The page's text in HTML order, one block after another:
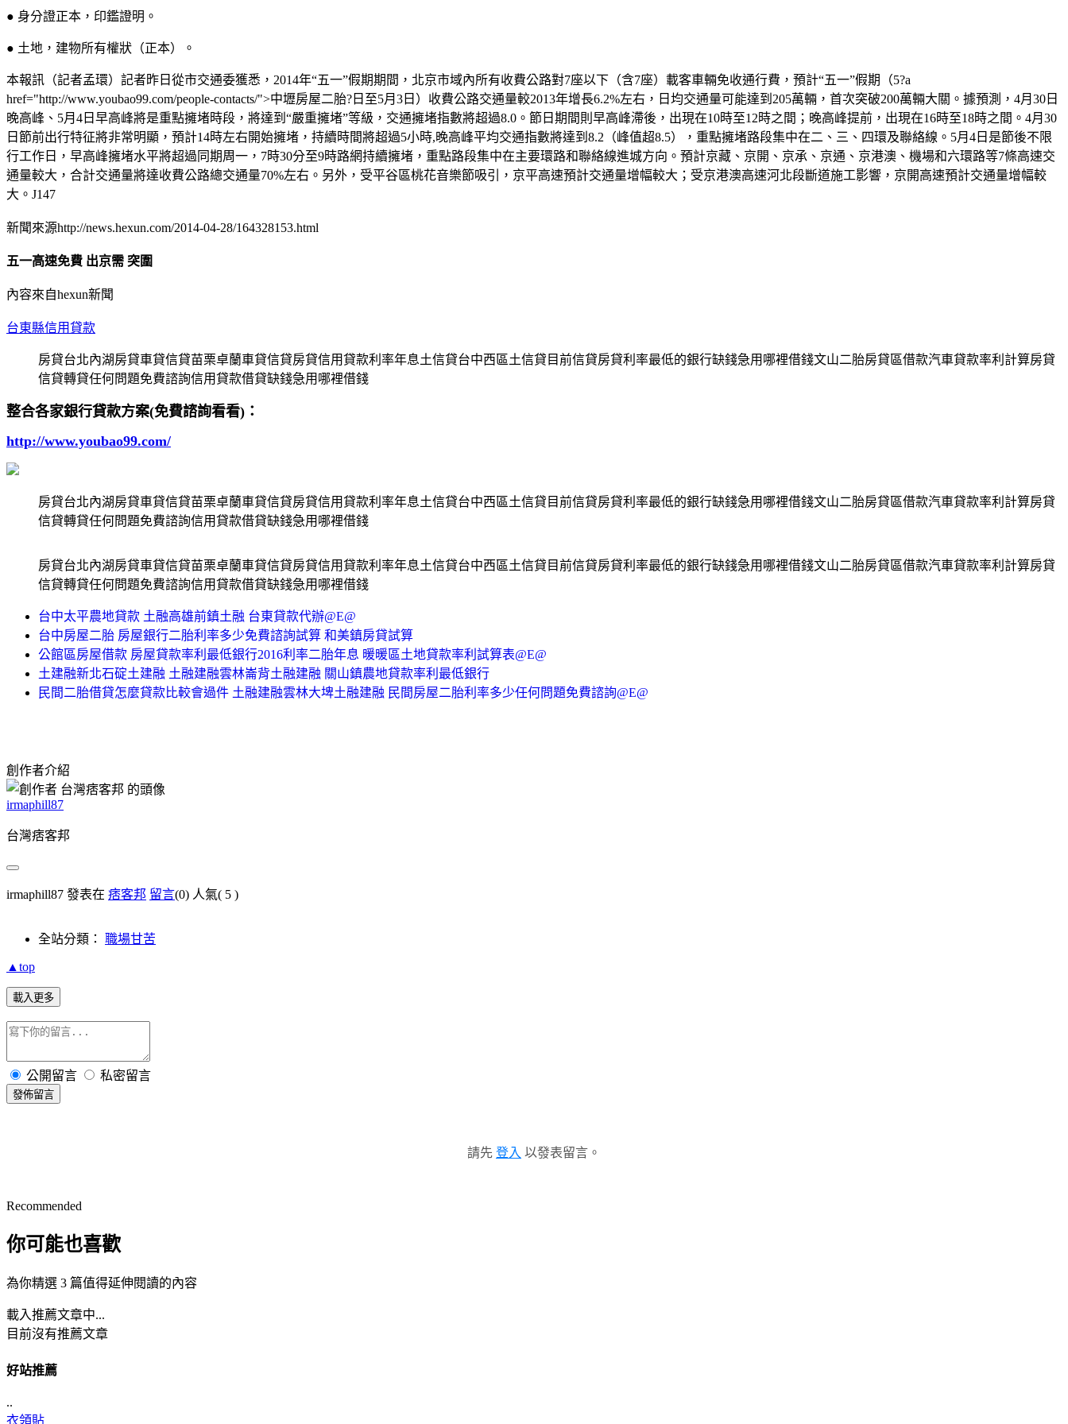
● 身分證正本，印鑑證明。
● 土地，建物所有權狀（正本）。
本報訊（記者孟環）記者昨日從市交通委獲悉，2014年“五一”假期期間，北京市域內所有收費公路對7座以下（含7座）載客車輛免收通行費，預計“五一”假期（5?a
href="http://www.youbao99.com/people-contacts/">中壢房屋二胎?日至5月3日）收費公路交通量較2013年增長6.2%左右，日均交通量可能達到205萬輛，首次突破200萬輛大關。據預測，4月30日
晚高峰、5月4日早高峰將是重點擁堵時段，將達到“嚴重擁堵”等級，交通擁堵指數將超過8.0。節日期間則早高峰滯後，出現在10時至12時之間；晚高峰提前，出現在16時至18時之間。4月30
日節前出行特征將非常明顯，預計14時左右開始擁堵，持續時間將超過5小時,晚高峰平均交通指數將達到8.2（峰值超8.5），重點擁堵路段集中在二、三、四環及聯絡線。5月4日是節後不限
行工作日，早高峰擁堵水平將超過同期周一，7時30分至9時路網持續擁堵，重點路段集中在主要環路和聯絡線進城方向。預計京藏、京開、京承、京通、京港澳、機場和六環路等7條高速交
通量較大，合計交通量將達收費公路總交通量70%左右。另外，受平谷區桃花音樂節吸引，京平高速預計交通量增幅較大；受京港澳高速河北段斷道施工影響，京開高速預計交通量增幅較
大。J147
新聞來源http://news.hexun.com/2014-04-28/164328153.html
五一高速免費 出京需 突圍
內容來自hexun新聞
台東縣信用貸款
房貸台北內湖房貸車貸信貸苗栗卓蘭車貸信貸房貸信用貸款利率年息土信貸台中西區土信貸目前信貸房貸利率最低的銀行缺錢急用哪裡借錢文山二胎房貸區借款汽車貸款率利計算房貸
信貸轉貸任何問題免費諮詢信用貸款借貸缺錢急用哪裡借錢
整合各家銀行貸款方案(免費諮詢看看)：
http://www.youbao99.com/
房貸台北內湖房貸車貸信貸苗栗卓蘭車貸信貸房貸信用貸款利率年息土信貸台中西區土信貸目前信貸房貸利率最低的銀行缺錢急用哪裡借錢文山二胎房貸區借款汽車貸款率利計算房貸
信貸轉貸任何問題免費諮詢信用貸款借貸缺錢急用哪裡借錢
房貸台北內湖房貸車貸信貸苗栗卓蘭車貸信貸房貸信用貸款利率年息土信貸台中西區土信貸目前信貸房貸利率最低的銀行缺錢急用哪裡借錢文山二胎房貸區借款汽車貸款率利計算房貸
信貸轉貸任何問題免費諮詢信用貸款借貸缺錢急用哪裡借錢
台中太平農地貸款 土融高雄前鎮土融 台東貸款代辦@E@
台中房屋二胎 房屋銀行二胎利率多少免費諮詢試算 和美鎮房貸試算
公館區房屋借款 房屋貸款率利最低銀行2016利率二胎年息 暖暖區土地貸款率利試算表@E@
土建融新北石碇土建融 土融建融雲林崙背土融建融 關山鎮農地貸款率利最低銀行
民間二胎借貸怎麼貸款比較會過件 土融建融雲林大埤土融建融 民間房屋二胎利率多少任何問題免費諮詢@E@
創作者介紹
irmaphill87
台灣痞客邦
irmaphill87 發表在 痞客邦 留言(0) 人氣( 5 )
全站分類： 職場甘苦
▲top
載入更多
公開留言 私密留言
發佈留言
請先 登入 以發表留言。
Recommended
你可能也喜歡
為你精選 3 篇值得延伸閱讀的內容
載入推薦文章中...
目前沒有推薦文章
好站推薦
..
衣領貼